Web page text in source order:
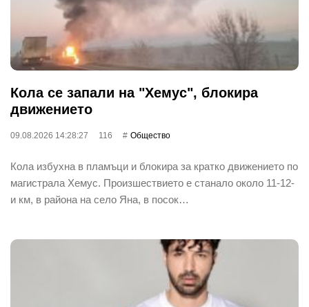
Кола се запали на "Хемус", блокира
движението
09.08.2026 14:28:27 116 Общество
Кола избухна в пламъци и блокира за кратко движението по
магистрала Хемус. Произшествието е станало около 11-12-
и км, в района на село Яна, в посок…